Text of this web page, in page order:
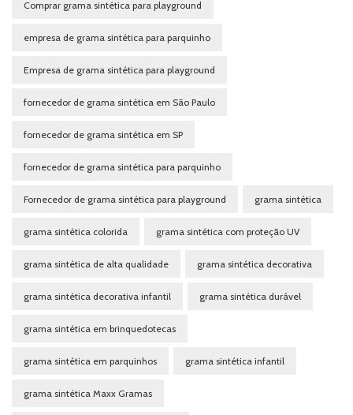
Comprar grama sintética para playground
empresa de grama sintética para parquinho
Empresa de grama sintética para playground
fornecedor de grama sintética em São Paulo
fornecedor de grama sintética em SP
fornecedor de grama sintética para parquinho
Fornecedor de grama sintética para playground grama sintética
grama sintética colorida grama sintética com proteção UV
grama sintética de alta qualidade grama sintética decorativa
grama sintética decorativa infantil grama sintética durável
grama sintética em brinquedotecas
grama sintética em parquinhos grama sintética infantil
grama sintética Maxx Gramas